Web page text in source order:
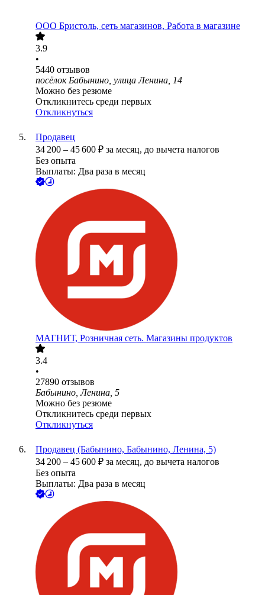
ООО Бристоль, сеть магазинов, Работа в магазине
3.9
•
5440 отзывов
посёлок Бабынино, улица Ленина, 14
Можно без резюме
Откликнитесь среди первых
Откликнуться
Продавец
34 200 – 45 600 ₽ за месяц, до вычета налогов
Без опыта
Выплаты: Два раза в месяц
МАГНИТ, Розничная сеть. Магазины продуктов
3.4
•
27890 отзывов
Бабынино, Ленина, 5
Можно без резюме
Откликнитесь среди первых
Откликнуться
Продавец (Бабынино, Бабынино, Ленина, 5)
34 200 – 45 600 ₽ за месяц, до вычета налогов
Без опыта
Выплаты: Два раза в месяц